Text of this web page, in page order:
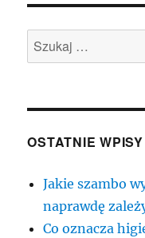
Szukaj:
OSTATNIE WPISY
Jakie szambo
naprawdę
Co oznacza